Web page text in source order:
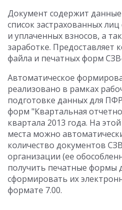
Документ содержит
список застрахованных
и уплаченных взносов, а
заработке.
файла и печатных форм
Автоматическое
реализовано в рамках
подготовке данных для
форм "Квартальная
квартала 2013 года. На
места можно
количество документов
организации (ее
получить печатные формы
сформировать их
формате 7.00.